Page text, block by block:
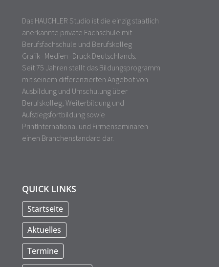
Das HAUCHLER Studio ist die einzig staatlich
anerkannte private Fachschule mit
Berufsfachschule und Berufskolleg
Grafik · Medien · Druck Deutschlands.
Seit 75 Jahren stellt das Bildungsprogramm
mit seinem differenzierten Angebot von
Ausbildung und Umschulung über
Berufskolleg, Weiterbildung und
Aufstiegsfortbildung sowie
PrintInternational und Firmenseminaren
einen Branchenstandard dar.
QUICK LINKS
Startseite
Aktuelles
Termine